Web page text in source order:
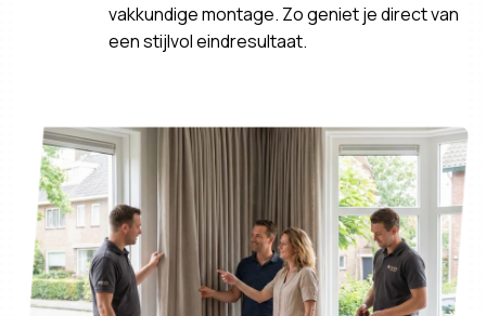
vakkundige montage. Zo geniet je direct van
een stijlvol eindresultaat.